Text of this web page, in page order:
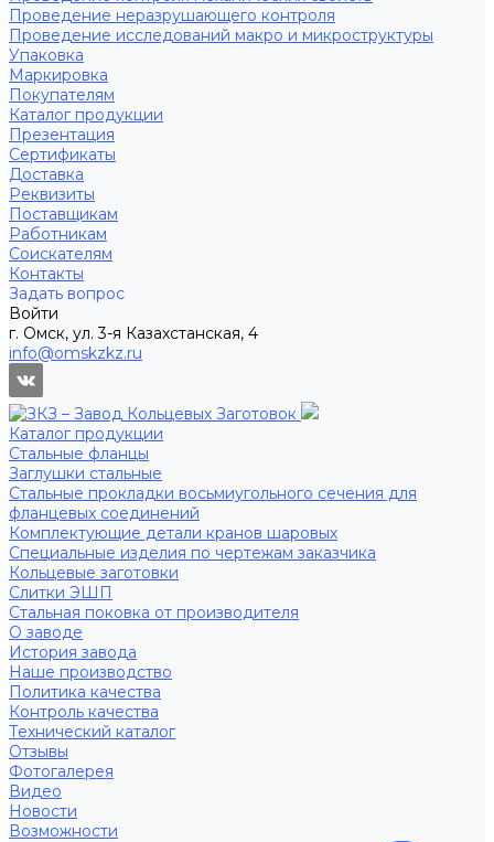
Проведение неразрушающего контроля
Проведение исследований макро и микроструктуры
Упаковка
Маркировка
Покупателям
Каталог продукции
Презентация
Сертификаты
Доставка
Реквизиты
Поставщикам
Работникам
Соискателям
Контакты
Задать вопрос
Войти
г. Омск, ул. 3-я Казахстанская, 4
info@omskzkz.ru
Каталог продукции
Стальные фланцы
Заглушки стальные
Стальные прокладки восьмиугольного сечения для
фланцевых соединений
Комплектующие детали кранов шаровых
Специальные изделия по чертежам заказчика
Кольцевые заготовки
Слитки ЭШП
Стальная поковка от производителя
О заводе
История завода
Наше производство
Политика качества
Контроль качества
Технический каталог
Отзывы
Фотогалерея
Видео
Новости
Возможности